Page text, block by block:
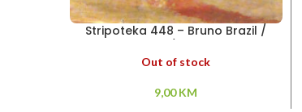
Stripoteka 448 – Bruno Brazil /
Out of stock
9,00KM